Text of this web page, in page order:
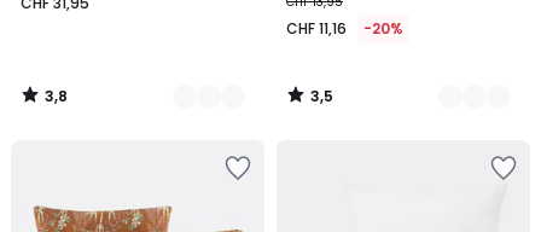
3,8
/
CHF 11,16 -20%
3,5
/